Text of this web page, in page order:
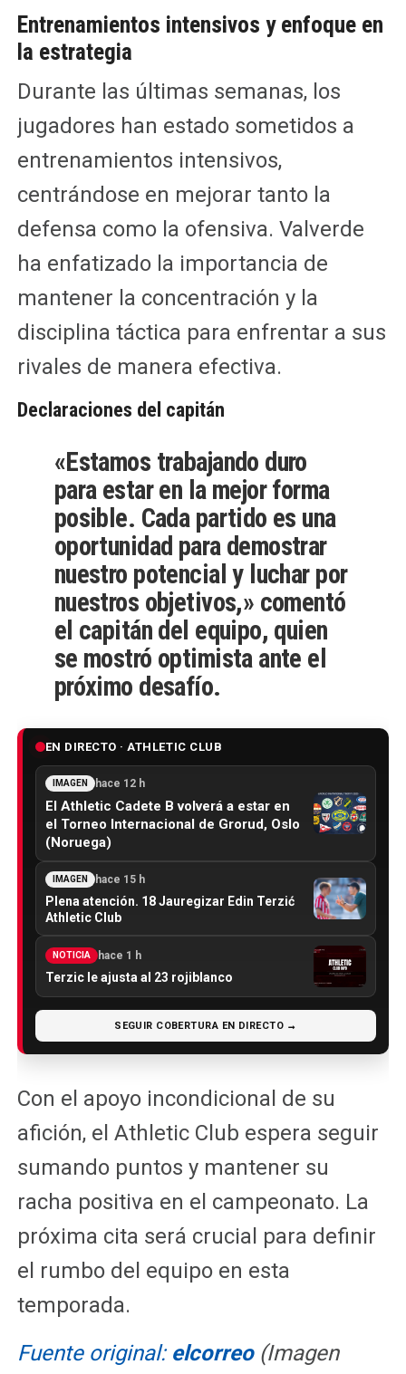
Entrenamientos intensivos y enfoque en
la estrategia
Durante las últimas semanas, los
jugadores han estado sometidos a
entrenamientos intensivos,
centrándose en mejorar tanto la
defensa como la ofensiva. Valverde
ha enfatizado la importancia de
mantener la concentración y la
disciplina táctica para enfrentar a sus
rivales de manera efectiva.
Declaraciones del capitán
«Estamos trabajando duro
para estar en la mejor forma
posible. Cada partido es una
oportunidad para demostrar
nuestro potencial y luchar por
nuestros objetivos,» comentó
el capitán del equipo, quien
se mostró optimista ante el
próximo desafío.
EN DIRECTO · ATHLETIC CLUB
IMAGEN hace 12 h
El Athletic Cadete B volverá a estar en
el Torneo Internacional de Grorud, Oslo
(Noruega)
IMAGEN hace 15 h
Plena atención. 18 Jauregizar Edin Terzić
Athletic Club
NOTICIA hace 1 h
Terzic le ajusta al 23 rojiblanco
SEGUIR COBERTURA EN DIRECTO →
Con el apoyo incondicional de su
afición, el Athletic Club espera seguir
sumando puntos y mantener su
racha positiva en el campeonato. La
próxima cita será crucial para definir
el rumbo del equipo en esta
temporada.
Fuente original: elcorreo(Imagen